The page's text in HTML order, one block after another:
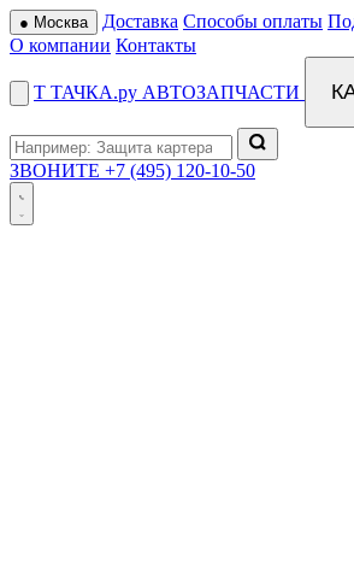
● Москва Доставка Способы оплаты
О компании Контакты
Т ТАЧКА.ру АВТОЗАПЧАСТИ
ЗВОНИТЕ +7 (495) 120-10-50